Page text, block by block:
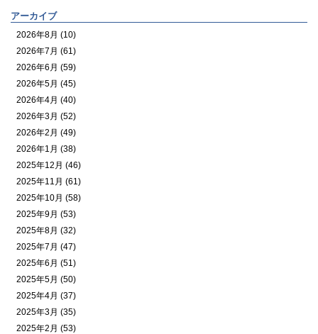
アーカイブ
2026年8月 (10)
2026年7月 (61)
2026年6月 (59)
2026年5月 (45)
2026年4月 (40)
2026年3月 (52)
2026年2月 (49)
2026年1月 (38)
2025年12月 (46)
2025年11月 (61)
2025年10月 (58)
2025年9月 (53)
2025年8月 (32)
2025年7月 (47)
2025年6月 (51)
2025年5月 (50)
2025年4月 (37)
2025年3月 (35)
2025年2月 (53)